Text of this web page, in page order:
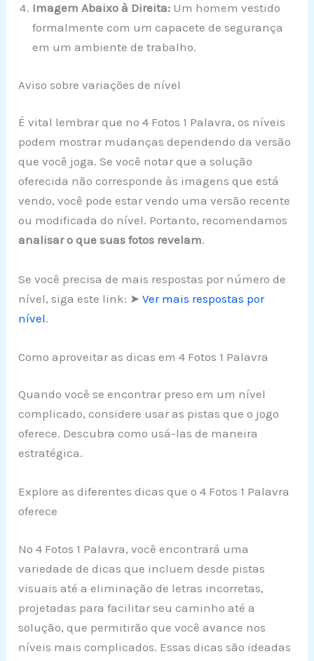
Imagem Abaixo à Direita: Um homem vestido
formalmente com um capacete de segurança
em um ambiente de trabalho.
Aviso sobre variações de nível
É vital lembrar que no 4 Fotos 1 Palavra, os níveis
podem mostrar mudanças dependendo da versão
que você joga. Se você notar que a solução
oferecida não corresponde às imagens que está
vendo, você pode estar vendo uma versão recente
ou modificada do nível. Portanto, recomendamos
analisar o que suas fotos revelam.
Se você precisa de mais respostas por número de
nível, siga este link: ➤Ver mais respostas por
nível.
Como aproveitar as dicas em 4 Fotos 1 Palavra
Quando você se encontrar preso em um nível
complicado, considere usar as pistas que o jogo
oferece. Descubra como usá-las de maneira
estratégica.
Explore as diferentes dicas que o 4 Fotos 1 Palavra
oferece
No 4 Fotos 1 Palavra, você encontrará uma
variedade de dicas que incluem desde pistas
visuais até a eliminação de letras incorretas,
projetadas para facilitar seu caminho até a
solução, que permitirão que você avance nos
níveis mais complicados. Essas dicas são ideadas